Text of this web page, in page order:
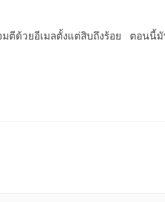
ตีด้วยอีเมลตั้งแต่สิบถึงร้อย ตอนนี้